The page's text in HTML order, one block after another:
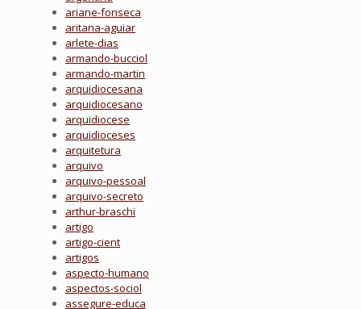
ariane-fonseca
aritana-aguiar
arlete-dias
armando-bucciol
armando-martin
arquidiocesana
arquidiocesano
arquidiocese
arquidioceses
arquitetura
arquivo
arquivo-pessoal
arquivo-secreto
arthur-braschi
artigo
artigo-cient
artigos
aspecto-humano
aspectos-sociol
assegure-educa